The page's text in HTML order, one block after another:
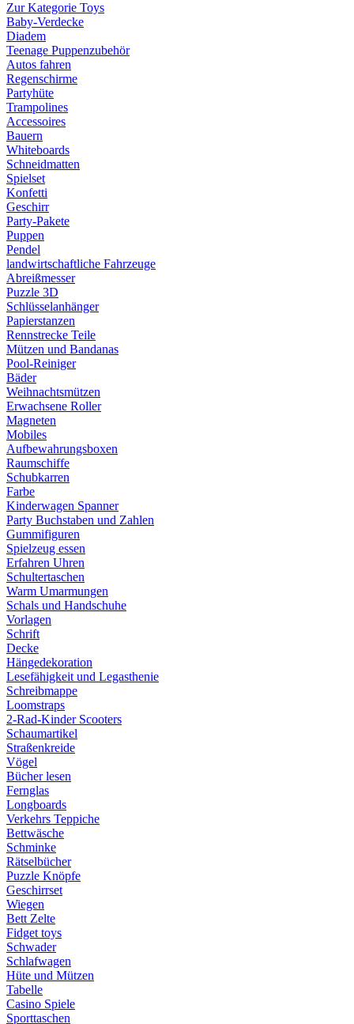
Zur Kategorie Toys
Baby-Verdecke
Diadem
Teenage Puppenzubehör
Autos fahren
Regenschirme
Partyhüte
Trampolines
Accessoires
Bauern
Whiteboards
Schneidmatten
Spielset
Konfetti
Geschirr
Party-Pakete
Puppen
Pendel
landwirtschaftliche Fahrzeuge
Abreißmesser
Puzzle 3D
Schlüsselanhänger
Papierstanzen
Rennstrecke Teile
Mützen und Bandanas
Pool-Reiniger
Bäder
Weihnachtsmützen
Erwachsene Roller
Magneten
Mobiles
Aufbewahrungsboxen
Raumschiffe
Schubkarren
Farbe
Kinderwagen Spanner
Party Buchstaben und Zahlen
Gummifiguren
Spielzeug essen
Erfahren Uhren
Schultertaschen
Warm Umarmungen
Schals und Handschuhe
Vorlagen
Schrift
Decke
Hängedekoration
Lesefähigkeit und Legasthenie
Schreibmappe
Loomstraps
2-Rad-Kinder Scooters
Schaumartikel
Straßenkreide
Vögel
Bücher lesen
Fernglas
Longboards
Verkehrs Teppiche
Bettwäsche
Schminke
Rätselbücher
Puzzle Knöpfe
Geschirrset
Wiegen
Bett Zelte
Fidget toys
Schwader
Schlafwagen
Hüte und Mützen
Tabelle
Casino Spiele
Sporttaschen